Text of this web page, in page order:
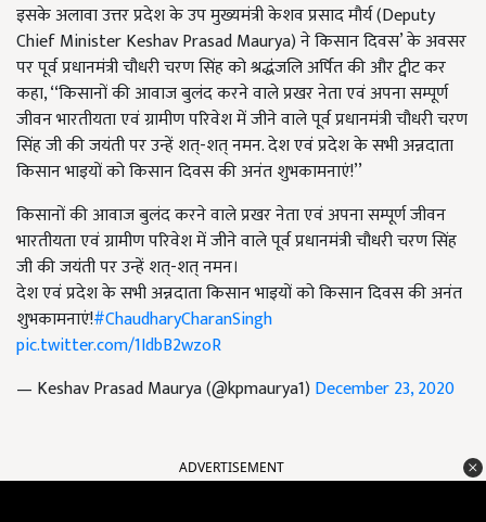
इसके अलावा उत्तर प्रदेश के उप मुख्यमंत्री केशव प्रसाद मौर्य (Deputy
Chief Minister Keshav Prasad Maurya) ने किसान दिवस’ के अवसर
पर पूर्व प्रधानमंत्री चौधरी चरण सिंह को श्रद्धंजलि अर्पित की और ट्वीट कर
कहा, ‘‘किसानों की आवाज बुलंद करने वाले प्रखर नेता एवं अपना सम्पूर्ण
जीवन भारतीयता एवं ग्रामीण परिवेश में जीने वाले पूर्व प्रधानमंत्री चौधरी चरण
सिंह जी की जयंती पर उन्हें शत्-शत् नमन. देश एवं प्रदेश के सभी अन्नदाता
किसान भाइयों को किसान दिवस की अनंत शुभकामनाएं!’’
किसानों की आवाज बुलंद करने वाले प्रखर नेता एवं अपना सम्पूर्ण जीवन
भारतीयता एवं ग्रामीण परिवेश में जीने वाले पूर्व प्रधानमंत्री चौधरी चरण सिंह
जी की जयंती पर उन्हें शत्-शत् नमन।
देश एवं प्रदेश के सभी अन्नदाता किसान भाइयों को किसान दिवस की अनंत
शुभकामनाएं!#ChaudharyCharanSingh
pic.twitter.com/1IdbB2wzoR
— Keshav Prasad Maurya (@kpmaurya1) December 23, 2020
ADVERTISEMENT